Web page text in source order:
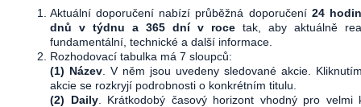
Aktuální doporučení nabízí průběžná doporučení 24
dnů v týdnu a 365 dní v roce tak, aby aktuálně
fundamentální, technické a další informace.
Rozhodovací tabulka má 7 sloupců:
(1) Název . V něm jsou uvedeny sledované akcie.
akcie se rozkryjí podrobnosti o konkrétním titulu.
(2) Daily. Krátkodobý časový horizont vhodný pro velmi